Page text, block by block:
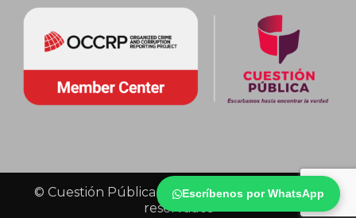
Escríbenos por WhatsApp
© Cuestión Pública 2018 - Todos los derechos
reservados